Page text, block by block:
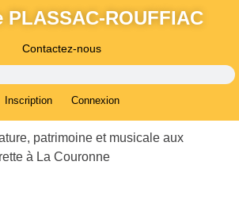
PLASSAC-ROUFFIAC
Contactez-nous
Inscription Connexion
patrimoine et musicale aux
à La Couronne